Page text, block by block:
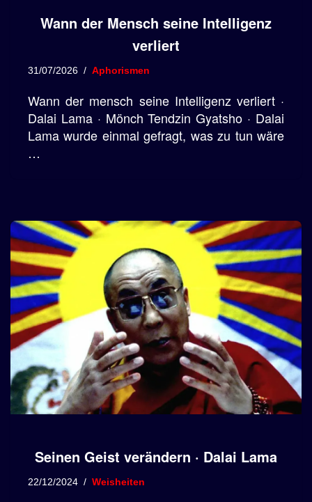
Wann der Mensch seine Intelligenz
verliert
31/07/2026 Aphorismen
Wann der mensch seine Intelligenz verliert ·
Dalai Lama · Mönch Tendzin Gyatsho · Dalai
Lama wurde einmal gefragt, was zu tun wäre
…
Seinen Geist verändern · Dalai Lama
22/12/2024 Weisheiten